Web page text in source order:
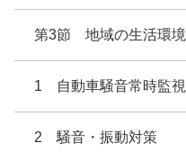
第3節 地域の生活環
1 自動車騒音常時監視
2 騒音・振動対策